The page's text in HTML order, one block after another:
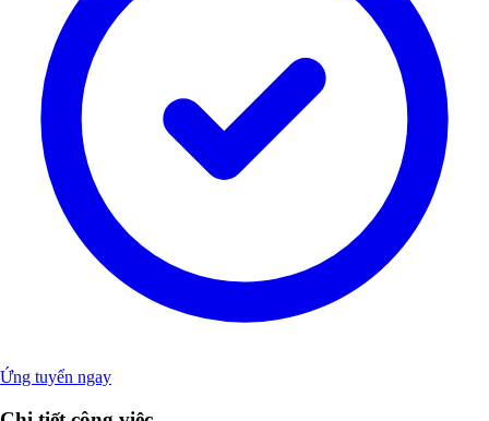
Ứng tuyển ngay